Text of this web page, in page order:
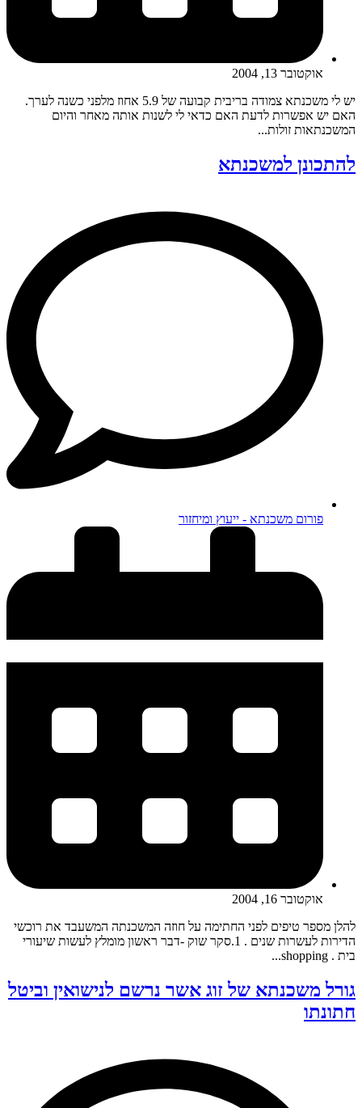
אוקטובר 13, 2004
יש לי משכנתא צמודה בריבית קבועה של 5.9 אחוז מלפני כשנה לערך.
האם יש אפשרות לדעת האם כדאי לי לשנות אותה מאחר והיום
המשכנתאות זולות...
להתכונן למשכנתא
פורום משכנתא - ייעוץ ומיחזור
אוקטובר 16, 2004
להלן מספר טיפים לפני החתימה על חוזה המשכנתה המשעבד את רוכשי
הדירות לעשרות שנים . 1.סקר שוק -דבר ראשון מומלץ לעשות שיעורי
בית . shopping...
גורל משכנתא של זוג אשר נרשם לנישואין וביטל
חתונתו